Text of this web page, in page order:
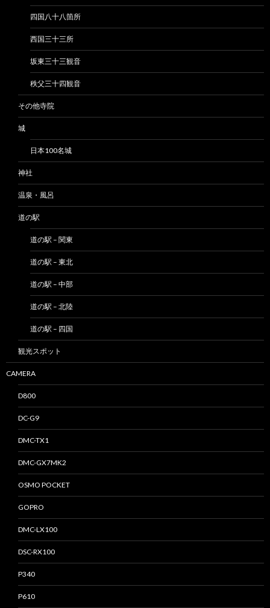
四国八十八箇所
西国三十三所
坂東三十三観音
秩父三十四観音
その他寺院
城
日本100名城
神社
温泉・風呂
道の駅
道の駅 – 関東
道の駅 – 東北
道の駅 – 中部
道の駅 – 北陸
道の駅 – 四国
観光スポット
CAMERA
D800
DC-G9
DMC-TX1
DMC-GX7MK2
OSMO POCKET
GOPRO
DMC-LX100
DSC-RX100
P340
P610